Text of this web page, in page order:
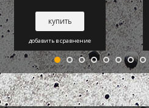
купить
добавить в сравнение